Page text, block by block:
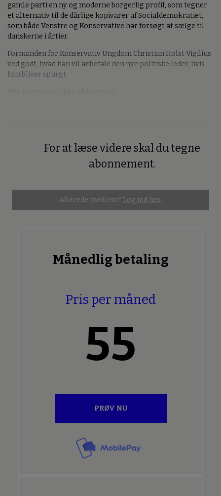
gamle parti en ny og moderne borgerlig profil, som tegner
et alternativ til de dårlige kopivarer af Socialdemokratiet,
som både Venstre og Konservative har forsøgt at sælge til
danskerne i årtier.
Formanden for Konservativ Ungdom Christian Holst Vigilius
ved godt, hvad han vil anbefale den nye politiske leder, hvis
han bliver spurgt.
For at læse videre skal du tegne
abonnement.
Allerede medlem? Log ind her.
Månedlig betaling
Pris per måned
55
PRØV NU